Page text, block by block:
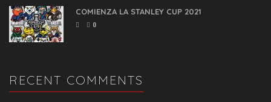
COMIENZA LA STANLEY CUP 2021
0
RECENT COMMENTS